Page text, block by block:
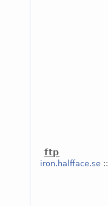
ftp
iron.halfface.se::